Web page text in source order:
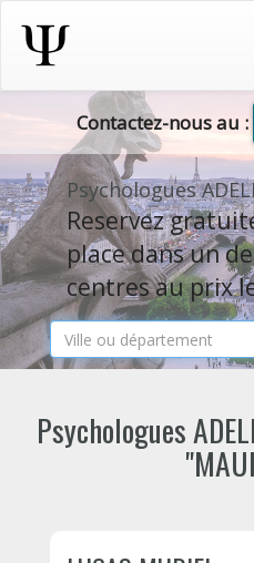
Contactez-nous au :
Psychologues
Reservez
place dans un
centres au prix
Psychologues